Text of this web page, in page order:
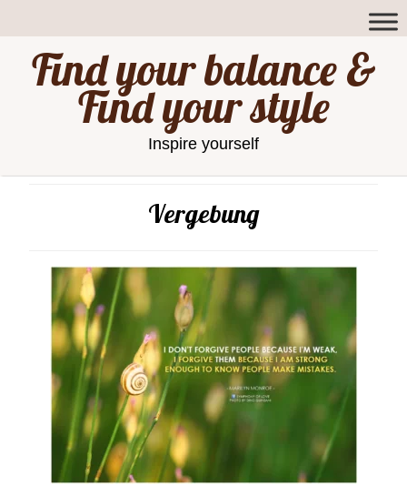
Find your balance &
Find your style
Inspire yourself
Vergebung